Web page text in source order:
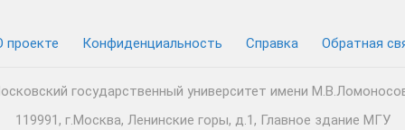
проекте Конфиденциальность Cправка Обратная
государственный университет имени
119991, г.Москва, Ленинские горы, д.1, Главное здание МГУ